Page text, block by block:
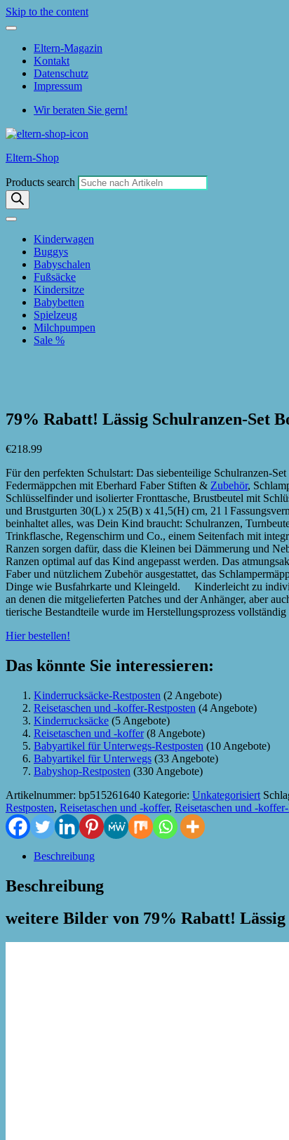
Skip to the content
Eltern-Magazin
Kontakt
Datenschutz
Impressum
Wir beraten Sie gern!
Eltern-Shop
Products search
Kinderwagen
Buggys
Babyschalen
Fußsäcke
Kindersitze
Babybetten
Spielzeug
Milchpumpen
Sale %
79% Rabatt! Lässig Schulranzen-Set
€218.99
Für den perfekten Schulstart: Das siebenteilige Schulranzen-
Federmäppchen mit Eberhard Faber Stiften & Zubehör,
Schlüsselfinder und isolierter Fronttasche, Brustbeutel mit
und Brustgurten 30(L) x 25(B) x 41,5(H) cm, 21 l
beinhaltet alles, was Dein Kind braucht: Schulranzen,
Trinkflasche, Regenschirm und Co., einem Seitenfach mit
Ranzen sorgen dafür, dass die Kleinen bei Dämmerung und
Ranzen optimal auf das Kind angepasst werden. Das
Faber und nützlichem Zubehör ausgestattet, das
Dinge wie Busfahrkarte und Kleingeld. Kinderleicht zu
an denen die mitgelieferten Patches und der Anhänger, aber
tierische Bestandteile wurde im Herstellungsprozess vollständig
Hier bestellen!
Das könnte Sie interessieren:
Kinderrucksäcke-Restposten (2 Angebote)
Reisetaschen und -koffer-Restposten (4 Angebote)
Kinderrucksäcke (5 Angebote)
Reisetaschen und -koffer(8 Angebote)
Babyartikel für Unterwegs-Restposten (10 Angebote)
Babyartikel für Unterwegs (33 Angebote)
Babyshop-Restposten (330 Angebote)
Artikelnummer: bp515261640 Kategorie: Unkategorisiert
Restposten, Reisetaschen und -koffer, Reisetaschen und -
Beschreibung
Beschreibung
weitere Bilder von 79% Rabatt!